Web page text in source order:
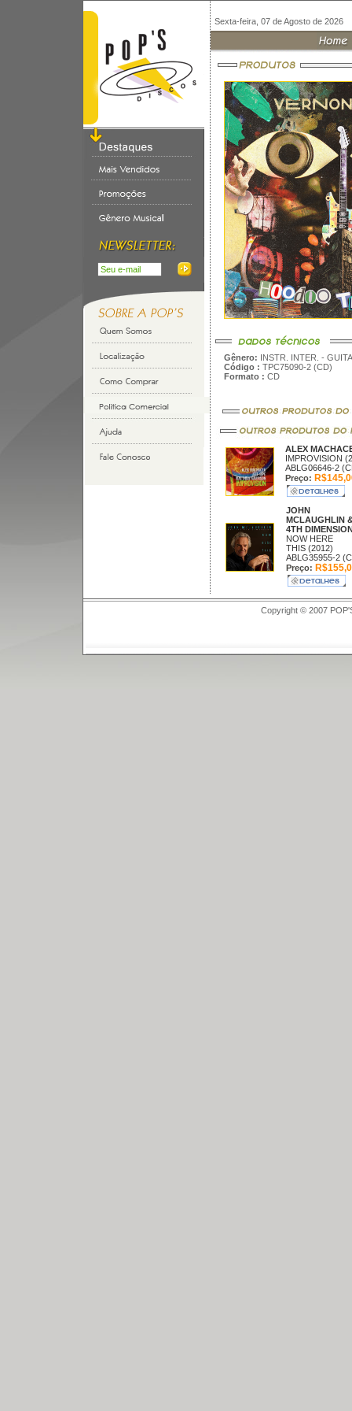
Sexta-feira, 07 de Agosto de 2026
Gênero: INSTR. INTER. -
Código : TPC75090-2 (CD)
Formato : CD
ALEX
IMPROVISION
ABLG06646-2
Preço:
JOHN
MCLAUGHLIN
4TH
NOW HERE
THIS (2012)
ABLG35955-2
Preço:
Copyright © 2007